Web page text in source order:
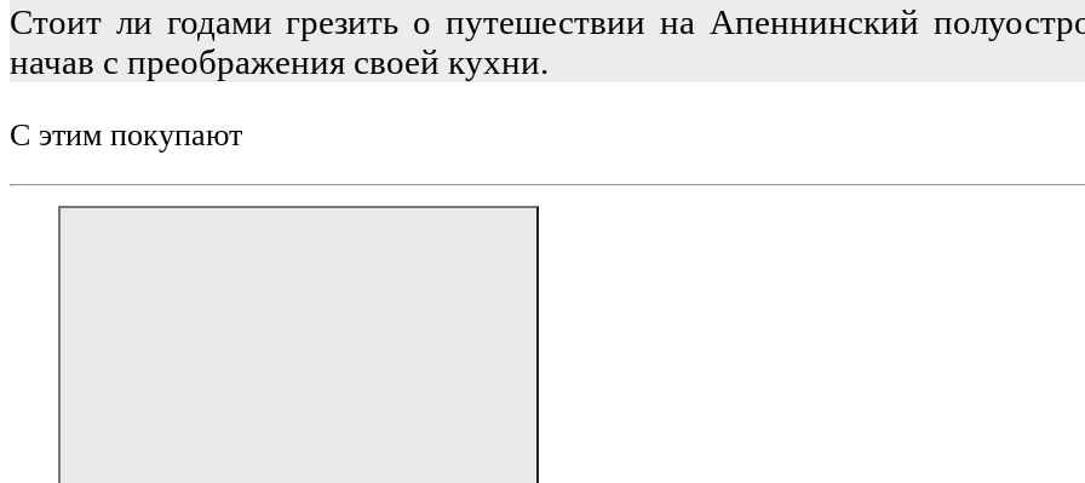
Стоит ли годами грезить о путешествии на Апеннинский
начав с преображения своей кухни.
С этим покупают